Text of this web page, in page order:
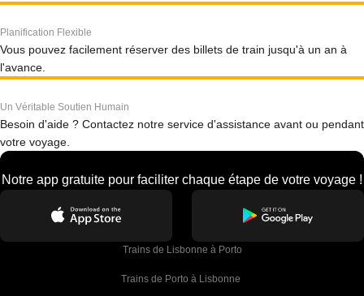
Planification Flexible
Vous pouvez facilement réserver des billets de train jusqu'à un an à
l'avance.
Un Véritable Soutien Humain
Besoin d'aide ? Contactez notre service d'assistance avant ou pendant
votre voyage.
Notre app gratuite pour faciliter chaque étape de votre voyage !
Trains de Lisbonne à Porto
Trains de Porto à Lisbonne